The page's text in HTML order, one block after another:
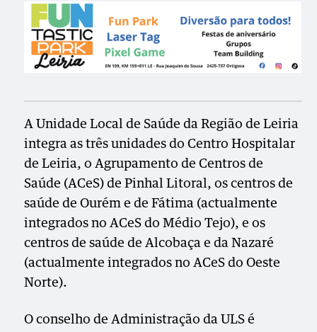
A Unidade Local de Saúde da Região de Leiria
integra as três unidades do Centro Hospitalar
de Leiria, o Agrupamento de Centros de
Saúde (ACeS) de Pinhal Litoral, os centros de
saúde de Ourém e de Fátima (actualmente
integrados no ACeS do Médio Tejo), e os
centros de saúde de Alcobaça e da Nazaré
(actualmente integrados no ACeS do Oeste
Norte).
O conselho de Administração da ULS é